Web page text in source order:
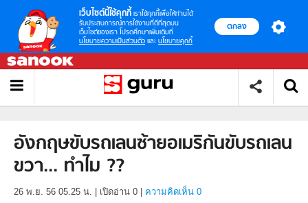
เว็บไซต์นี้ใช้คุกกี้ เราใช้คุกกี้เพื่อให้ท่านได้
รับประสบการณ์การใช้งานที่ดีที่สุดบน
เว็บไซต์ของเรา โปรดศึกษาเพิ่มเติมที่
นโยบายความเป็นส่วนตัว และ นโยบายคุกกี้
ตกลง
อังกฤษขับรถเลนซ้ายอเมริกันขับรถเลน
ขวา... ทำไม ??
26 พ.ย. 56 05.25 น. เปิดอ่าน 0 ความคิดเห็น 0